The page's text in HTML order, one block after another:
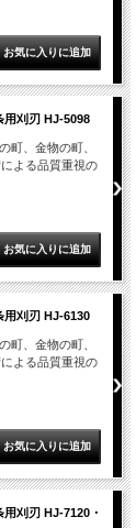
用刈刃 HJ-5098
町、金物の町、
よる品質重視の
用刈刃 HJ-6130
町、金物の町、
よる品質重視の
刈刃 HJ-7120・